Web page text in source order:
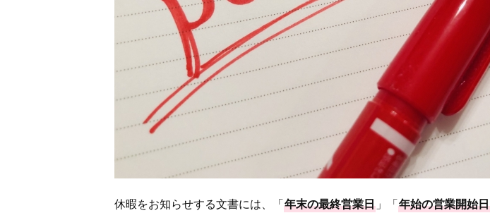
休暇をお知らせする文書には、「年末の最終営業日 」「年始の営業開始日